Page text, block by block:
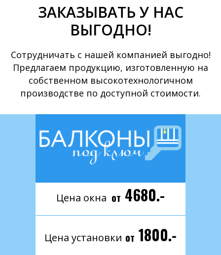
ЗАКАЗЫВАТЬ У НАС
ВЫГОДНО!
Сотрудничать с нашей компанией выгодно!
Предлагаем продукцию, изготовленную на
собственном высокотехнологичном
производстве по доступной стоимости.
Цена окна 4680.-
от
от 1800.-
Цена установки